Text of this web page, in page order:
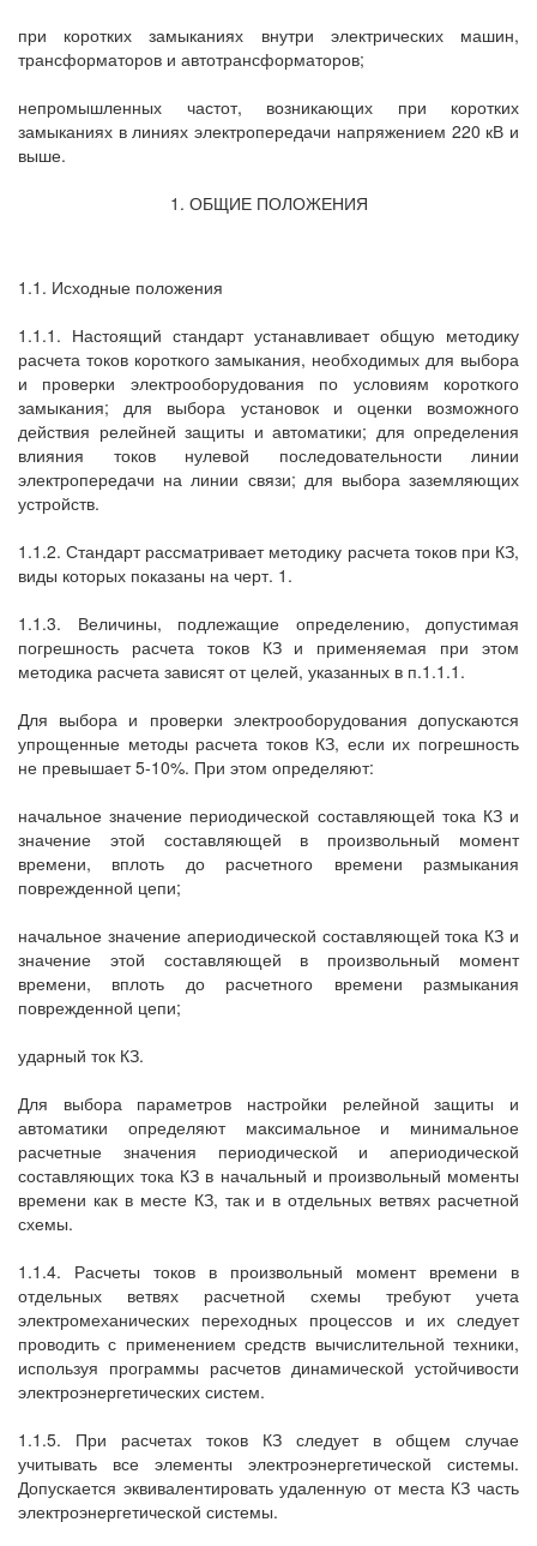
при коротких замыканиях внутри электрических машин,
трансформаторов и автотрансформаторов;
непромышленных частот, возникающих при коротких
замыканиях в линиях электропередачи напряжением 220 кВ и
выше.
1. ОБЩИЕ ПОЛОЖЕНИЯ
1.1. Исходные положения
1.1.1. Настоящий стандарт устанавливает общую методику
расчета токов короткого замыкания, необходимых для выбора
и проверки электрооборудования по условиям короткого
замыкания; для выбора установок и оценки возможного
действия релейней защиты и автоматики; для определения
влияния токов нулевой последовательности линии
электропередачи на линии связи; для выбора заземляющих
устройств.
1.1.2. Стандарт рассматривает методику расчета токов при КЗ,
виды которых показаны на черт. 1.
1.1.3. Величины, подлежащие определению, допустимая
погрешность расчета токов КЗ и применяемая при этом
методика расчета зависят от целей, указанных в п.1.1.1.
Для выбора и проверки электрооборудования допускаются
упрощенные методы расчета токов КЗ, если их погрешность
не превышает 5-10%. При этом определяют:
начальное значение периодической составляющей тока КЗ и
значение этой составляющей в произвольный момент
времени, вплоть до расчетного времени размыкания
поврежденной цепи;
начальное значение апериодической составляющей тока КЗ и
значение этой составляющей в произвольный момент
времени, вплоть до расчетного времени размыкания
поврежденной цепи;
ударный ток КЗ.
Для выбора параметров настройки релейной защиты и
автоматики определяют максимальное и минимальное
расчетные значения периодической и апериодической
составляющих тока КЗ в начальный и произвольный моменты
времени как в месте КЗ, так и в отдельных ветвях расчетной
схемы.
1.1.4. Расчеты токов в произвольный момент времени в
отдельных ветвях расчетной схемы требуют учета
электромеханических переходных процессов и их следует
проводить с применением средств вычислительной техники,
используя программы расчетов динамической устойчивости
электроэнергетических систем.
1.1.5. При расчетах токов КЗ следует в общем случае
учитывать все элементы электроэнергетической системы.
Допускается эквивалентировать удаленную от места КЗ часть
электроэнергетической системы.